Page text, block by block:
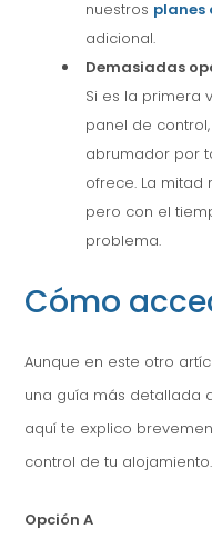
nuestros planes
adicional.
Demasiadas
Si es la primera
panel de
abrumador por
ofrece. La mitad
pero con el
problema.
Cómo
Aunque en este otro
una guía más detallada
aquí te explico
control de tu alojamiento.
Opción A